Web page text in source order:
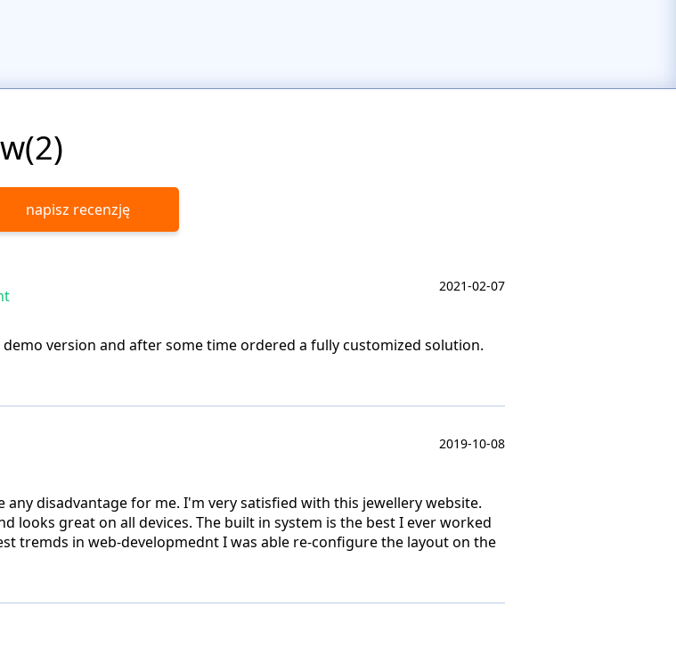
napisz recenzję
2021-02-07
version and after some time ordered a fully customized solution.
2019-10-08
disadvantage for me. I'm very satisfied with this jewellery website.
looks great on all devices. The built in system is the best I ever worked
tremds in web-developmednt I was able re-configure the layout on the